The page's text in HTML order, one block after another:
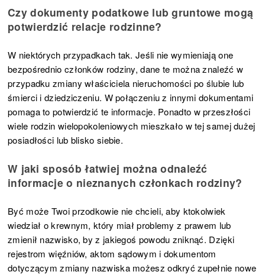
Czy dokumenty podatkowe lub gruntowe mogą
potwierdzić relacje rodzinne?
W niektórych przypadkach tak. Jeśli nie wymieniają one
bezpośrednio członków rodziny, dane te można znaleźć w
przypadku zmiany właściciela nieruchomości po ślubie lub
śmierci i dziedziczeniu. W połączeniu z innymi dokumentami
pomaga to potwierdzić te informacje. Ponadto w przeszłości
wiele rodzin wielopokoleniowych mieszkało w tej samej dużej
posiadłości lub blisko siebie.
W jaki sposób łatwiej można odnaleźć
informacje o nieznanych członkach rodziny?
Być może Twoi przodkowie nie chcieli, aby ktokolwiek
wiedział o krewnym, który miał problemy z prawem lub
zmienił nazwisko, by z jakiegoś powodu zniknąć. Dzięki
rejestrom więźniów, aktom sądowym i dokumentom
dotyczącym zmiany nazwiska możesz odkryć zupełnie nowe